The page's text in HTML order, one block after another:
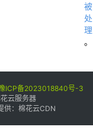
被
处
理
。
ICP备2023018840号-3
云服务器
： 棉花云CDN